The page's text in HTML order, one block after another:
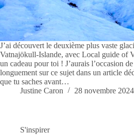
J’ai découvert le deuxième plus vaste
Vatnajökull-Islande, avec Local guide of
un cadeau pour toi ! J’aurais l’occasion
longuement sur ce sujet dans un article
que tu saches avant…
Justine Caron
28 novembre 2024
S'inspirer